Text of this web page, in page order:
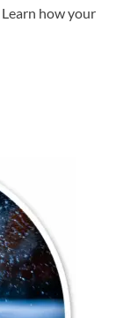
Learn how your